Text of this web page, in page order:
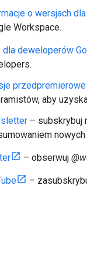
o wersjach
Workspace.
dla deweloperów
aby
– subskrybuj
– obserwuj
–